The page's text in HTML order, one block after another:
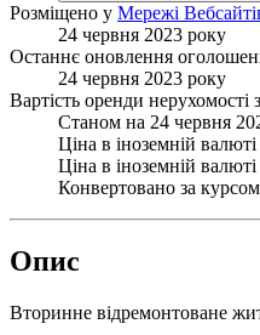
Розміщено у Мережі
24 червня 2023 року
Останнє оновлення
24 червня 2023 року
Вартість оренди нерухомості
Станом на 24 червня
Ціна в іноземній
Ціна в іноземній валюті
Конвертовано за
Опис
Вторинне відремонтоване